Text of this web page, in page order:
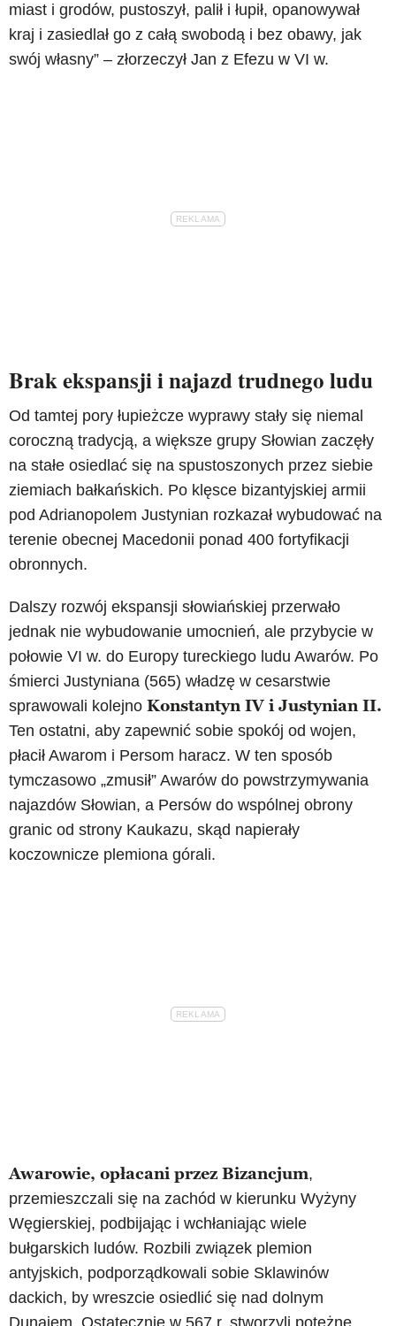
miast i grodów, pustoszył, palił i łupił, opanowywał
kraj i zasiedlał go z całą swobodą i bez obawy, jak
swój własny” – złorzeczył Jan z Efezu w VI w.
Brak ekspansji i najazd trudnego ludu
Od tamtej pory łupieżcze wyprawy stały się niemal
coroczną tradycją, a większe grupy Słowian zaczęły
na stałe osiedlać się na spustoszonych przez siebie
ziemiach bałkańskich. Po klęsce bizantyjskiej armii
pod Adrianopolem Justynian rozkazał wybudować na
terenie obecnej Macedonii ponad 400 fortyfikacji
obronnych.
Dalszy rozwój ekspansji słowiańskiej przerwało
jednak nie wybudowanie umocnień, ale przybycie w
połowie VI w. do Europy tureckiego ludu Awarów. Po
śmierci Justyniana (565) władzę w cesarstwie
sprawowali kolejno Konstantyn IV i Justynian II.
Ten ostatni, aby zapewnić sobie spokój od wojen,
płacił Awarom i Persom haracz. W ten sposób
tymczasowo „zmusił” Awarów do powstrzymywania
najazdów Słowian, a Persów do wspólnej obrony
granic od strony Kaukazu, skąd napierały
koczownicze plemiona górali.
Awarowie, opłacani przez Bizancjum,
przemieszczali się na zachód w kierunku Wyżyny
Węgierskiej, podbijając i wchłaniając wiele
bułgarskich ludów. Rozbili związek plemion
antyjskich, podporządkowali sobie Sklawinów
dackich, by wreszcie osiedlić się nad dolnym